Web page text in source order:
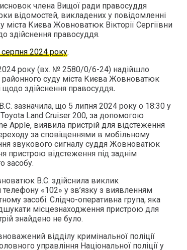
члена Вищої ради правосуддя
відомостей, викладених у повідомленні
міста Києва Жовноватюк Вікторії Сергіївни
здійснення правосуддя.
2024 року.
року (вх. № 2580/0/6-24) надійшло
районного суду міста Києва Жовноватюк
щодо здійснення правосуддя.
зазначила, що 5 липня 2024 року о 18:30 у
Land Cruiser 200, за допомогою
Apple, виявила пристрій для відстеження
за сповіщеннями в мобільному
звукового сигналу суддя Жовноватюк
пристрою відстеження під заднім
засобу.
В.С. здійснила виклик
«102» у зв’язку з виявленням
засобі. Слідчо-оперативна група, яка
місцезнаходження пристрою для
знайдено не було.
відділу кримінальної поліції
управління Національної поліції у